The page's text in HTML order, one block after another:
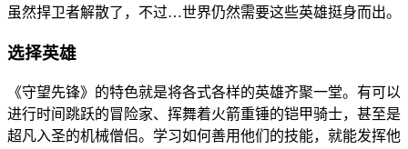
虽然捍卫者解散了，不过…世界仍然需要这些英雄挺身而出。
选择英雄
《守望先锋》的特色就是将各式各样的英雄齐聚一堂。有可以
进行时间跳跃的冒险家、挥舞着火箭重锤的铠甲骑士，甚至是
超凡入圣的机械僧侣。学习如何善用他们的技能，就能发挥他